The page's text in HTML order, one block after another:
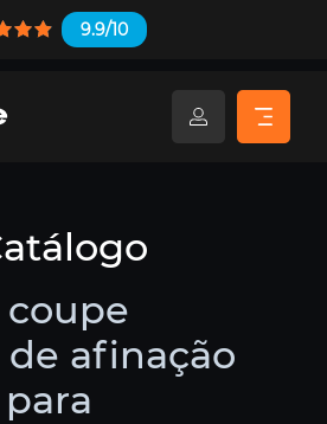
9.9/10
coupe
afinação